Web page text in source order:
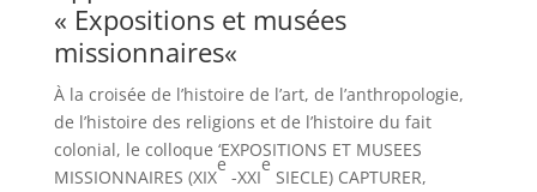
« Expositions et musées
missionnaires«
À la croisée de l’histoire de l’art, de l’anthropologie,
de l’histoire des religions et de l’histoire du fait
colonial, le colloque ‘EXPOSITIONS ET MUSEES
MISSIONNAIRES (XIX
e
-XXI
e
SIECLE) CAPTURER,